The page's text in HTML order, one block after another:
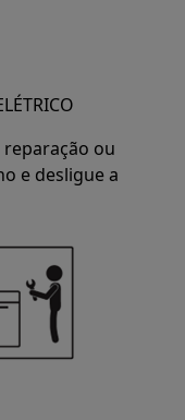
ou
e desligue a